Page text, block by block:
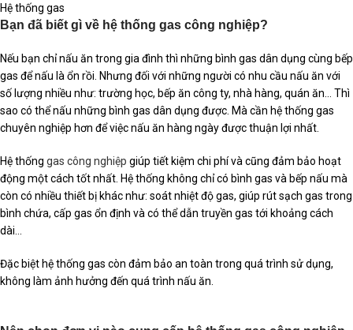
Hệ thống gas
Bạn đã biết gì về hệ thống gas công nghiệp?
Nếu bạn chỉ nấu ăn trong gia đình thì những bình gas dân dụng cùng bếp
gas để nấu là ổn rồi. Nhưng đối với những người có nhu cầu nấu ăn với
số lượng nhiều như: trường học, bếp ăn công ty, nhà hàng, quán ăn… Thì
sao có thể nấu những bình gas dân dụng được. Mà cần hệ thống gas
chuyên nghiệp hơn để việc nấu ăn hàng ngày được thuận lợi nhất.
Hệ thống gas công nghiệp giúp tiết kiệm chi phí và cũng đảm bảo hoạt
động một cách tốt nhất. Hệ thống không chỉ có bình gas và bếp nấu mà
còn có nhiều thiết bị khác như: soát nhiệt độ gas, giúp rút sạch gas trong
bình chứa, cấp gas ổn định và có thể dẫn truyền gas tới khoảng cách
dài…
Đặc biệt hệ thống gas còn đảm bảo an toàn trong quá trình sử dụng,
không làm ảnh hưởng đến quá trình nấu ăn.